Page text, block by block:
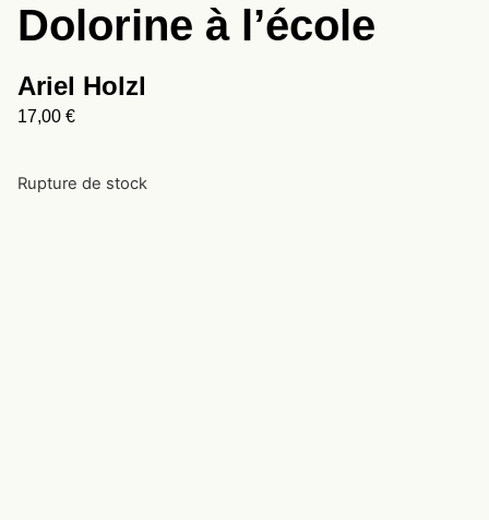
Dolorine à l’école
Ariel Holzl
17,00 €
Rupture de stock